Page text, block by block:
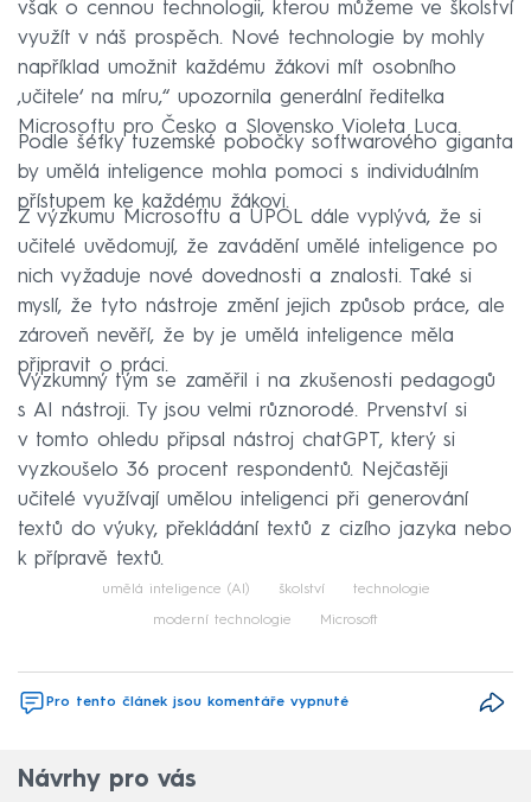
však o cennou technologii, kterou můžeme ve školství
využít v náš prospěch. Nové technologie by mohly
například umožnit každému žákovi mít osobního
‚učitele‘ na míru,“ upozornila generální ředitelka
Microsoftu pro Česko a Slovensko Violeta Luca.
Podle šéfky tuzemské pobočky softwarového giganta
by umělá inteligence mohla pomoci s individuálním
přístupem ke každému žákovi.
Z výzkumu Microsoftu a UPOL dále vyplývá, že si
učitelé uvědomují, že zavádění umělé inteligence po
nich vyžaduje nové dovednosti a znalosti. Také si
myslí, že tyto nástroje změní jejich způsob práce, ale
zároveň nevěří, že by je umělá inteligence měla
připravit o práci.
Výzkumný tým se zaměřil i na zkušenosti pedagogů
s AI nástroji. Ty jsou velmi různorodé. Prvenství si
v tomto ohledu připsal nástroj chatGPT, který si
vyzkoušelo 36 procent respondentů. Nejčastěji
učitelé využívají umělou inteligenci při generování
textů do výuky, překládání textů z cizího jazyka nebo
k přípravě textů.
umělá inteligence (AI) školství technologie
moderní technologie Microsoft
Pro tento článek jsou komentáře vypnuté
Návrhy pro vás